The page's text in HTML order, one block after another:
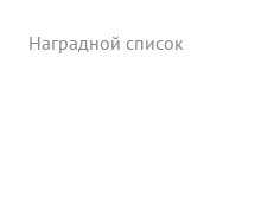
Наградной список